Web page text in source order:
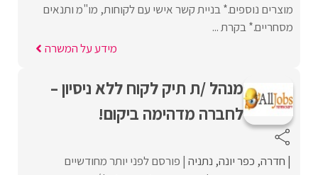
מוצרים נוספים.* בניית קשר אישי עם לקוחות, מו"מ ותנאים
מסחריים.* בקרת ...
מידע על המשרה
מנהל /ת תיק לקוח ללא ניסיון –
לחברה מדהימה ביקום!
חדרה כפר יונה נתניה פורסם לפני יותר מחודשיים